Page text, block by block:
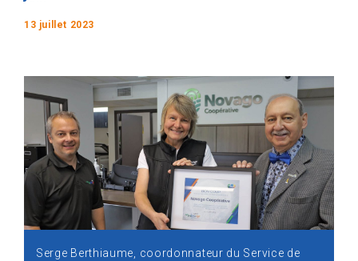
13 juillet 2023
Serge Berthiaume, coordonnateur du Service de